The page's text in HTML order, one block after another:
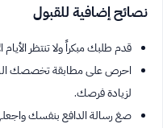
نصائح إضافية للقبول
قدم طلبك مبكراً ولا تنتظر
احرص على مطابقة تخصصك
لزيادة فرصك.
صغ رسالة الدافع بنفسك